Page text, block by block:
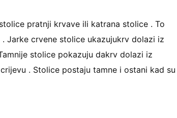
pratnji krvave ili katrana stolice . To
Jarke crvene stolice ukazujukrv dolazi iz
stolice pokazuju dakrv dolazi iz
. Stolice postaju tamne i ostani kad su